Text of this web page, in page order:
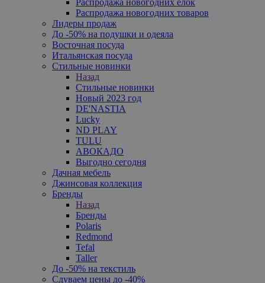
Распродажа новогодних товаров
Лидеры продаж
До -50% на подушки и одеяла
Восточная посуда
Итальянская посуда
Стильные новинки
Назад
Стильные новинки
Новый 2023 год
DE'NASTIA
Lucky
ND PLAY
TULU
АВОКАДО
Выгодно сегодня
Дачная мебель
Джинсовая коллекция
Бренды
Назад
Бренды
Polaris
Redmond
Tefal
Taller
До -50% на текстиль
Сдуваем цены до -40%